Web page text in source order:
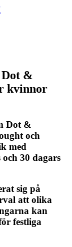
&
kvinnor
Dot &
och
med
30 dagars
sig på
att olika
kan
festliga